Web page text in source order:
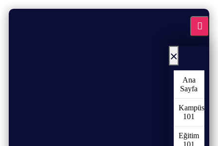
×
Ana
Sayfa
Kampüs
101
Eğitim
101